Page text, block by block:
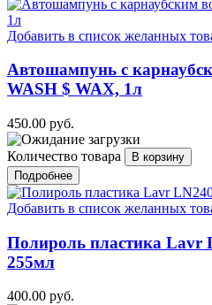
Добавить в список желанных
Автошампунь с
WASH $ WAX, 1л
450.00 руб.
Количество товара
Подробнее
Добавить в список желанных
Полироль пластика Lavr
255мл
400.00 руб.